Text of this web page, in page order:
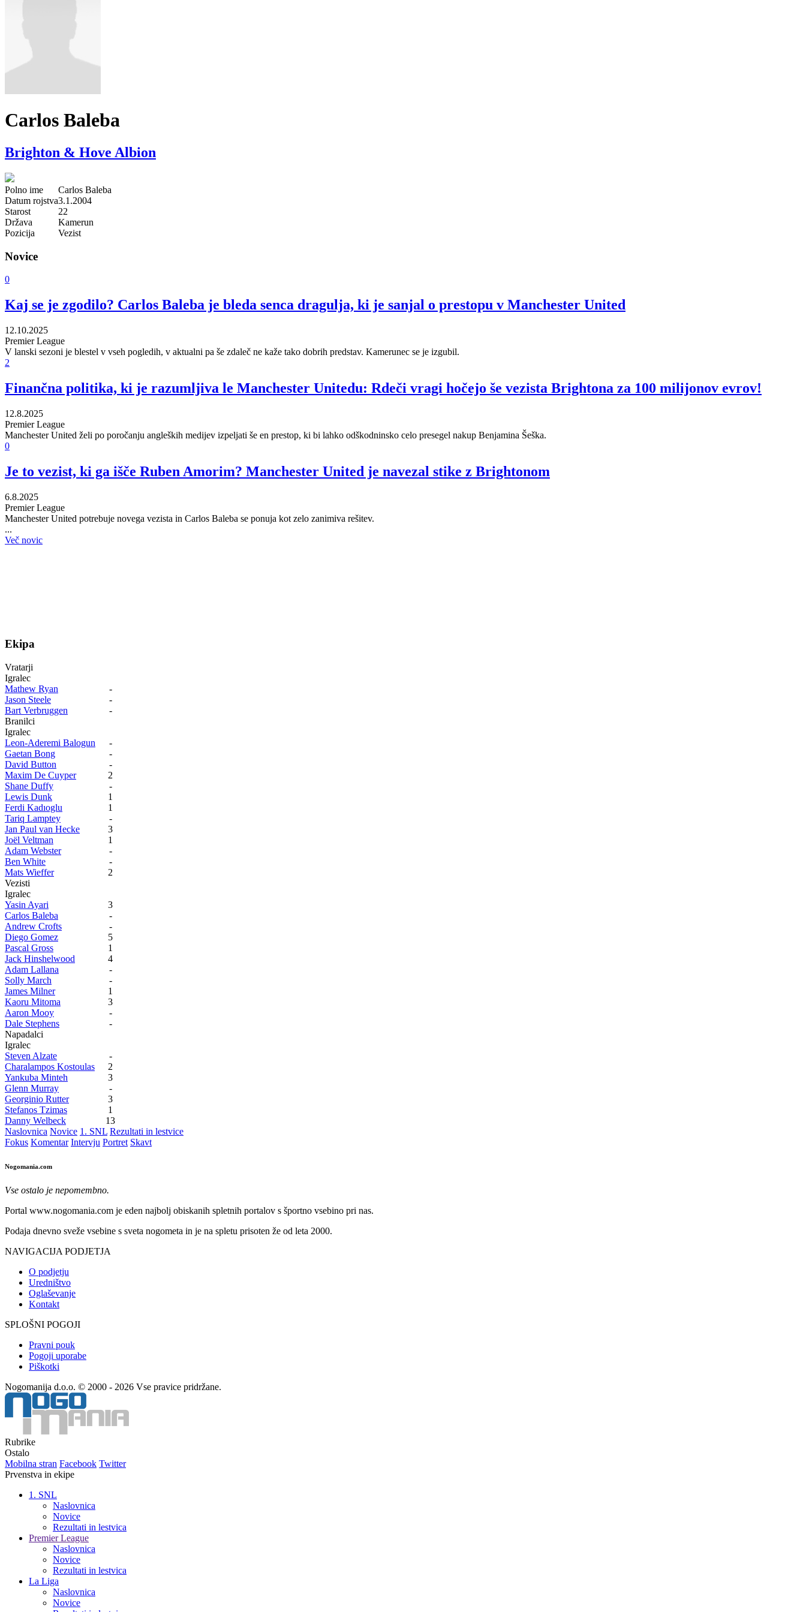
Carlos Baleba
Brighton & Hove Albion
Polno ime
Carlos Baleba
Datum rojstva3.1.2004
Starost
22
Država
Kamerun
Pozicija
Vezist
Novice
0
Kaj se je zgodilo? Carlos Baleba je bleda senca dragulja, ki je sanjal o prestopu v Manchester United
12.10.2025
Premier League
V lanski sezoni je blestel v vseh pogledih, v aktualni pa še zdaleč ne kaže tako dobrih predstav. Kamerunec se je izgubil.
2
Finančna politika, ki je razumljiva le Manchester Unitedu: Rdeči vragi hočejo še vezista Brightona za 100 milijonov evrov!
12.8.2025
Premier League
Manchester United želi po poročanju angleških medijev izpeljati še en prestop, ki bi lahko odškodninsko celo presegel nakup Benjamina Šeška.
0
Je to vezist, ki ga išče Ruben Amorim? Manchester United je navezal stike z Brightonom
6.8.2025
Premier League
Manchester United potrebuje novega vezista in Carlos Baleba se ponuja kot zelo zanimiva rešitev.
...
Več novic
Ekipa
Vratarji
Igralec
Mathew Ryan
-
Jason Steele
-
Bart Verbruggen
-
Branilci
Igralec
Leon-Aderemi Balogun
-
Gaetan Bong
-
David Button
-
Maxim De Cuyper
2
Shane Duffy
-
Lewis Dunk
1
Ferdi Kadıoglu
1
Tariq Lamptey
-
Jan Paul van Hecke
3
Joël Veltman
1
Adam Webster
-
Ben White
-
Mats Wieffer
2
Vezisti
Igralec
Yasin Ayari
3
Carlos Baleba
-
Andrew Crofts
-
Diego Gomez
5
Pascal Gross
1
Jack Hinshelwood
4
Adam Lallana
-
Solly March
-
James Milner
1
Kaoru Mitoma
3
Aaron Mooy
-
Dale Stephens
-
Napadalci
Igralec
Steven Alzate
-
Charalampos Kostoulas
2
Yankuba Minteh
3
Glenn Murray
-
Georginio Rutter
3
Stefanos Tzimas
1
Danny Welbeck
13
Naslovnica Novice 1. SNL Rezultati in lestvice
Fokus Komentar Intervju Portret Skavt
Nogomania.com
Vse ostalo je nepomembno.
Portal www.nogomania.com je eden najbolj obiskanih spletnih portalov s športno vsebino pri nas.
Podaja dnevno sveže vsebine s sveta nogometa in je na spletu prisoten že od leta 2000.
NAVIGACIJA PODJETJA
O podjetju
Uredništvo
Oglaševanje
Kontakt
SPLOŠNI POGOJI
Pravni pouk
Pogoji uporabe
Piškotki
Nogomanija d.o.o. © 2000 - 2026 Vse pravice pridržane.
Rubrike
Ostalo
Mobilna stran Facebook Twitter
Prvenstva in ekipe
1. SNL
Naslovnica
Novice
Rezultati in lestvica
Premier League
Naslovnica
Novice
Rezultati in lestvica
La Liga
Naslovnica
Novice